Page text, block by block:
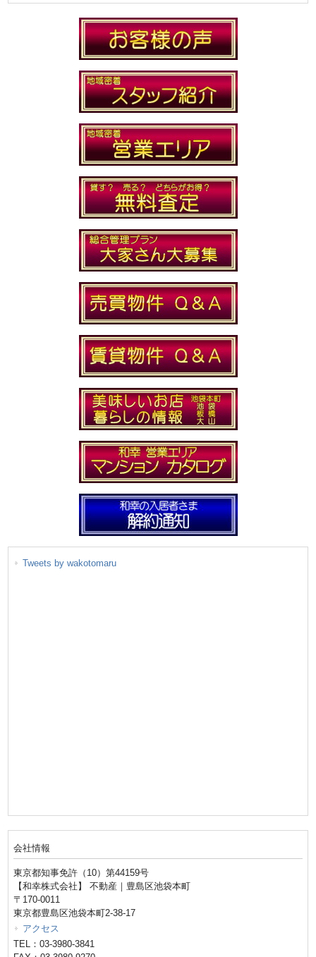
Tweets by wakotomaru
会社情報
東京都知事免許（10）第44159号
【和幸株式会社】 不動産｜豊島区池袋本町
〒170-0011
東京都豊島区池袋本町2-38-17
アクセス
TEL：03-3980-3841